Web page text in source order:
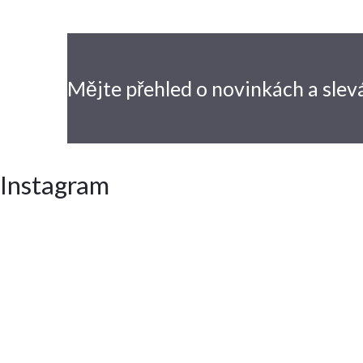
Mějte přehled o novinkách a
Instagram